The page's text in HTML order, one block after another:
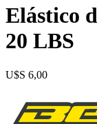
Elástico
20 LBS
$ 6,00